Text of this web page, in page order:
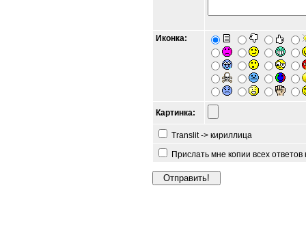
Иконка:
Картинка:
Translit -> кириллица
Прислать мне копии всех